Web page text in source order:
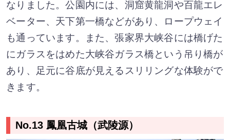
なりました。公園内には、洞窟黄龍洞や百龍エレ
ベーター、天下第一橋などがあり、ロープウェイ
も通っています。また、張家界大峡谷には橋げた
にガラスをはめた大峡谷ガラス橋という吊り橋が
あり、足元に谷底が見えるスリリングな体験がで
きます。
No.13 鳳凰古城（武陵源）